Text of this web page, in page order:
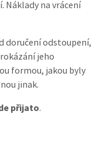
Náklady na vrácení
doručení odstoupení,
jeho
formou, jakou byly
jinak.
přijato.